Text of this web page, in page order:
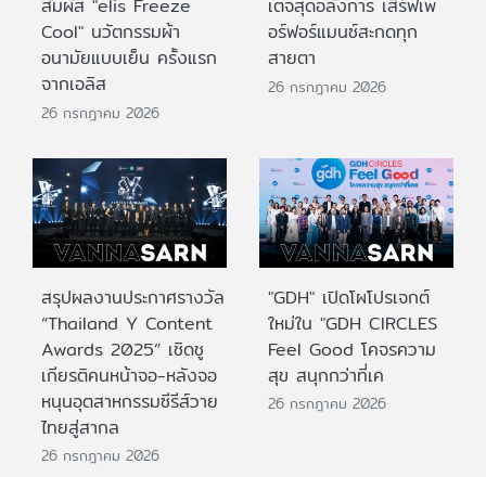
สัมผัส "elis Freeze
Cool" นวัตกรรมผ้า
อนามัยแบบเย็น ครั้งแรก
จากเอลิส
26 กรกฎาคม 2026
เตจสุดอลังการ เสิร์ฟเพ
อร์ฟอร์แมนซ์สะกดทุก
สายตา
26 กรกฎาคม 2026
สรุปผลงานประกาศรางวัล
“Thailand Y Content
Awards 2025” เชิดชู
เกียรติคนหน้าจอ-หลังจอ
หนุนอุตสาหกรรมซีรีส์วาย
ไทยสู่สากล
26 กรกฎาคม 2026
"GDH" เปิดโผโปรเจกต์
ใหม่ใน "GDH CIRCLES
Feel Good โคจรความ
สุข สนุกกว่าที่เค
26 กรกฎาคม 2026